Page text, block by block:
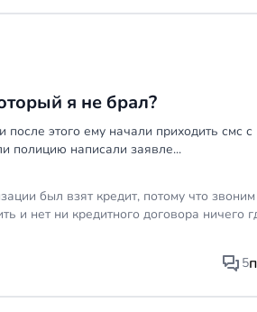
я не брал?
этого ему начали приходить смс с
полицию написали заявле...
был взят кредит, потому что
и нет ни кредитного договора ничего
5